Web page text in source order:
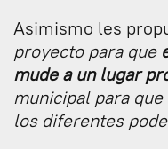
Asimismo les
proyecto para que
mude a un lugar
municipal para
los diferentes